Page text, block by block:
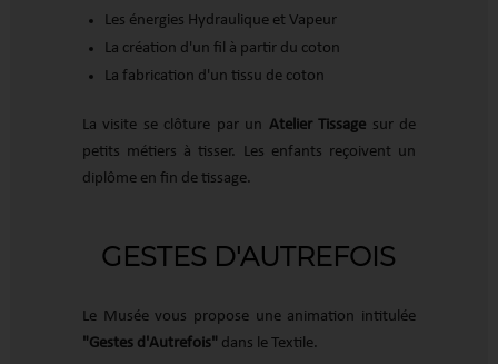
Les énergies Hydraulique et Vapeur
La création d'un fil à partir du coton
La fabrication d'un tissu de coton
La visite se clôture par un Atelier Tissage sur de
petits métiers à tisser. Les enfants reçoivent un
diplôme en fin de tissage.
GESTES D'AUTREFOIS
Le Musée vous propose une animation intitulée
"Gestes d'Autrefois" dans le Textile.